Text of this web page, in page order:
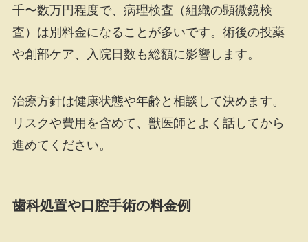
千〜数万円程度で、病理検査（組織の顕微鏡検
査）は別料金になることが多いです。術後の投薬
や創部ケア、入院日数も総額に影響します。
治療方針は健康状態や年齢と相談して決めます。
リスクや費用を含めて、獣医師とよく話してから
進めてください。
歯科処置や口腔手術の料金例